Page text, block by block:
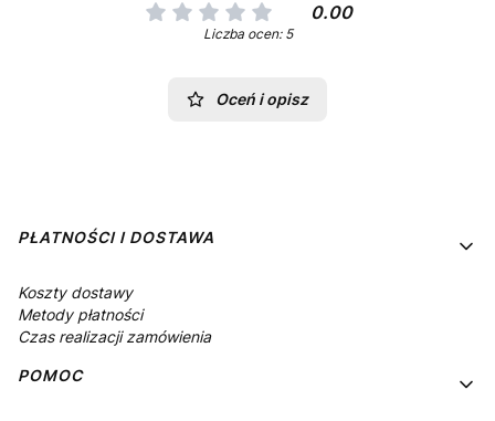
0.00
Liczba ocen: 5
Oceń i opisz
Linki w stopce
PŁATNOŚCI I DOSTAWA
Koszty dostawy
Metody płatności
Czas realizacji zamówienia
POMOC